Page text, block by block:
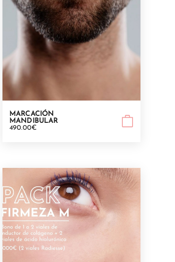
MARCACIÓN
MANDIBULAR
490.00€